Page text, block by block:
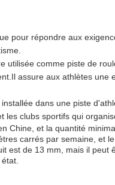
pour répondre aux
utilisée comme piste de
assure aux athlètes une
dans une piste
clubs sportifs qui
Chine, et la quantité
carrés par semaine, et
est de 13 mm, mais il peut